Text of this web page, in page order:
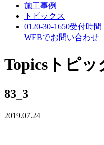
施工事例
トピックス
0120-30-1650受付時間
WEBでお問い合わせ
Topics トピッ
83_3
2019.07.24